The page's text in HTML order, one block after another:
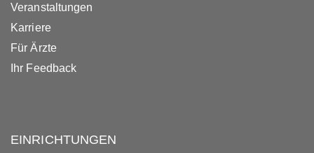
Veranstaltungen
Karriere
Für Ärzte
Ihr Feedback
EINRICHTUNGEN